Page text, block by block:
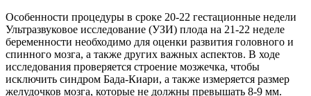
Особенности процедуры в сроке 20-22 гестационные недели
Ультразвуковое исследование (УЗИ) плода на 21-22 неделе
беременности необходимо для оценки развития головного и
спинного мозга, а также других важных аспектов. В ходе
исследования проверяется строение мозжечка, чтобы
исключить синдром Бада-Киари, а также измеряется размер
желудочков мозга, которые не должны превышать 8-9 мм.